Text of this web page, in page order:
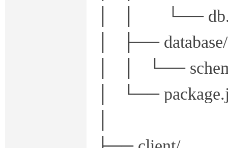
│ │ └──
│ ├── database/
│ │ └──
│ └──